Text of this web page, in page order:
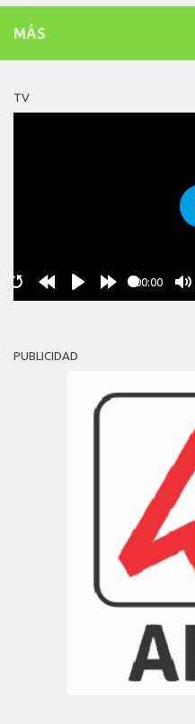
MÁS
TV
00:00
PUBLICIDAD